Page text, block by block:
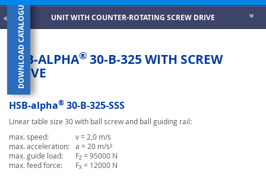
DOWNLOAD CATALOGUE UNIT WITH COUNTER-ROTATING SCREW DRIVE
HSB-ALPHA® 30-B-325 WITH SCREW
DRIVE
HSB-alpha® 30-B-325-SSS
Linear table size 30 with ball screw and ball guiding rail:
max. speed:
v = 2,0 m/s
max. acceleration:
a = 20 m/s²
max. guide load:
FZ = 95000 N
max. feed force:
FX = 12000 N